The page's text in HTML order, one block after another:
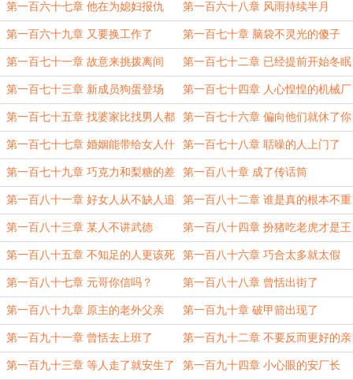
第一百六十七章 他在为媳妇报仇 第一百六十八章 风雨持续半月
第一百六十九章 又要换工作了 第一百七十章 脑袋不灵光的傻子
第一百七十一章 故意来挑拨离间 第一百七十二章 已经提前开始冬眠
的人
第一百七十三章 新成员狗蛋登场 第一百七十四章 人心惶惶的机械厂
第一百七十五章 找婆家比找男人都
重要
第一百七十六章 偏向他们就休了你
第一百七十七章 婚姻能带给女人什
么
第一百七十八章 聒噪的人上门了
第一百七十九章 巧克力和梨糖的差
距
第一百八十章 成了传话筒
第一百八十一章 好女人从不缺人追
的
第一百八十二章 谁是真的根本不重
要
第一百八十三章 某人不讲武德 第一百八十四章 扮猪吃老虎才是王
道
第一百八十五章 不知足的人更该死 第一百八十六章 巧合太多就太假
第一百八十七章 元哥你信吗？ 第一百八十八章 曾恬出街了
第一百八十九章 原主的老外父亲 第一百九十章 破甲箭出现了
第一百九十一章 曾恬去上班了 第一百九十二章 不要反而更好的亲
情
第一百九十三章 等人走了就安生了 第一百九十四章 小心眼的安厂长